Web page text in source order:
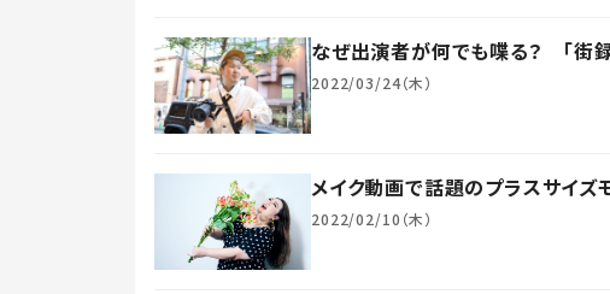
なぜ出演者が何でも喋る？ 「街
2022/03/24（木）
メイク動画で話題のプラスサイ
2022/02/10（木）